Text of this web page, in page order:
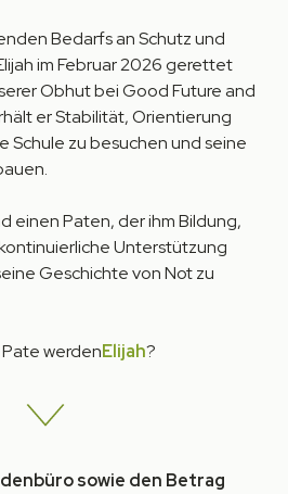
Bedarfs an Schutz und
im Februar 2026 gerettet
Obhut bei Good Future and
er Stabilität, Orientierung
Schule zu besuchen und seine
einen Paten, der ihm Bildung,
Unterstützung
Geschichte von Not zu
werdenElijah?
sowie den Betrag